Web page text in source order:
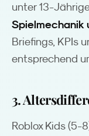
unter 13-
Spielmechanik
Briefings, KPIs
entsprechend
3.
Roblox Kids (5-